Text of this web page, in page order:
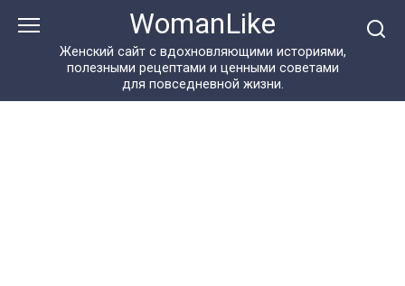
WomanLike
Женский сайт с вдохновляющими историями,
полезными рецептами и ценными советами
для повседневной жизни.